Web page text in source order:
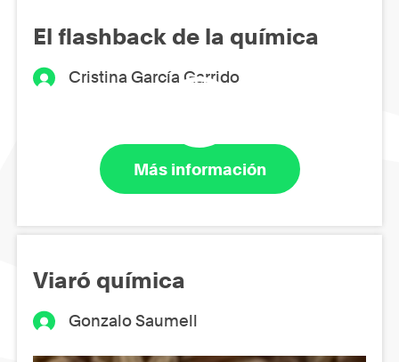
El flashback de la química
Cristina García Garrido
Más información
Viaró química
Gonzalo Saumell